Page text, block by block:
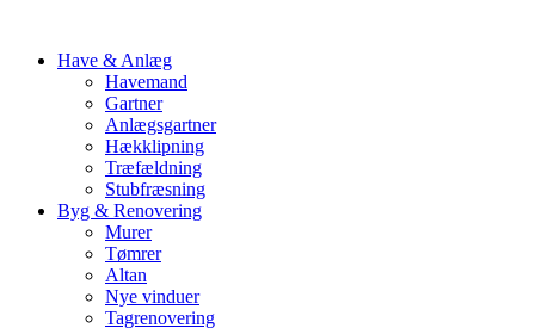
Have & Anlæg
Havemand
Gartner
Anlægsgartner
Hækklipning
Træfældning
Stubfræsning
Byg & Renovering
Murer
Tømrer
Altan
Nye vinduer
Tagrenovering